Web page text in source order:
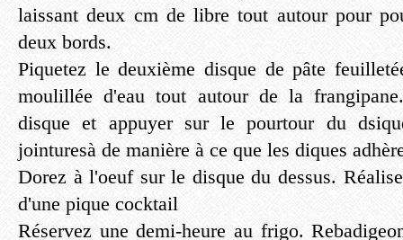
laissant deux cm de libre tout autour pour
deux bords.
Piquetez le deuxième disque de pâte
moulillée d'eau tout autour de la
disque et appuyer sur le pourtour du
jointuresà de manière à ce que les diques
Dorez à l'oeuf sur le disque du dessus.
d'une pique cocktail
Réservez une demi-heure au frigo.